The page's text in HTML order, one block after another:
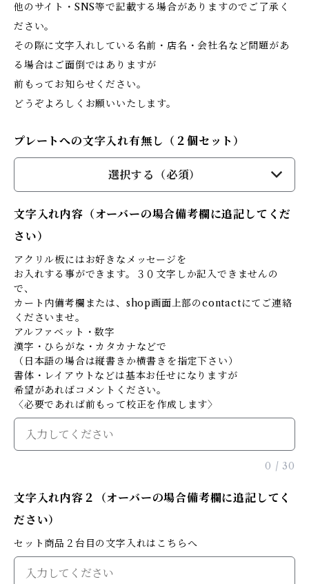
他のサイト・SNS等で記載する場合がありますのでご了承く
ださい。
その際に文字入れしている名前・店名・会社名など問題があ
る場合はご面倒ではありますが
前もってお知らせください。
どうぞよろしくお願いいたします。
プレートへの文字入れ有無し（２個セット）
選択する（必須）
文字入れ内容（オーバーの場合備考欄に追記してくだ
さい）
アクリル板にはお好きなメッセージを
お入れする事ができます。３０文字しか記入できませんの
で、
カート内備考欄または、shop画面上部のcontactにてご連絡
くださいませ。
アルファベット・数字
漢字・ひらがな・カタカナなどで
（日本語の場合は縦書きか横書きを指定下さい）
書体・レイアウトなどは基本お任せになりますが
希望があればコメントください。
〈必要であれば前もって校正を作成します〉
0 / 30
文字入れ内容２（オーバーの場合備考欄に追記してく
ださい）
セット商品２台目の文字入れはこちらへ